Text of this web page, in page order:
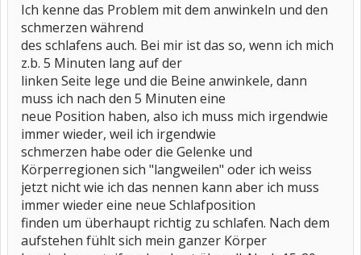
Ich kenne das Problem mit dem anwinkeln und den
schmerzen während
des schlafens auch. Bei mir ist das so, wenn ich mich
z.b. 5 Minuten lang auf der
linken Seite lege und die Beine anwinkele, dann
muss ich nach den 5 Minuten eine
neue Position haben, also ich muss mich irgendwie
immer wieder, weil ich irgendwie
schmerzen habe oder die Gelenke und
Körperregionen sich "langweilen" oder ich weiss
jetzt nicht wie ich das nennen kann aber ich muss
immer wieder eine neue Schlafposition
finden um überhaupt richtig zu schlafen. Nach dem
aufstehen fühlt sich mein ganzer Körper